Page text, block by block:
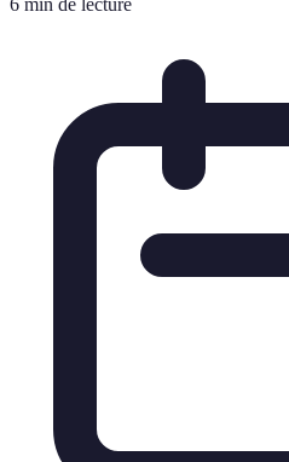
6 min de lecture